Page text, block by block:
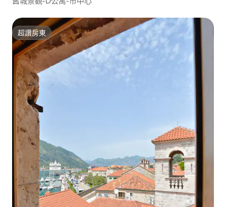
超讚房東
超讚房東